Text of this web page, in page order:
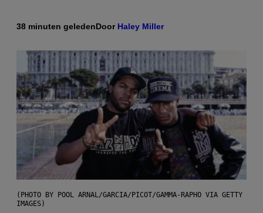
38 minuten geledenDoor Haley Miller
(PHOTO BY POOL ARNAL/GARCIA/PICOT/GAMMA-RAPHO VIA GETTY
IMAGES)